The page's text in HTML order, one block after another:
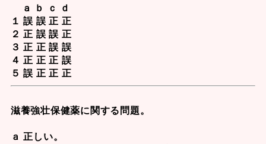
ａ ｂ ｃ ｄ
１ 誤 誤 正 正
２ 正 誤 誤 正
３ 正 正 誤 誤
４ 正 正 正 誤
５ 誤 正 正 正
滋養強壮保健薬に関する問題。
ａ 正しい。